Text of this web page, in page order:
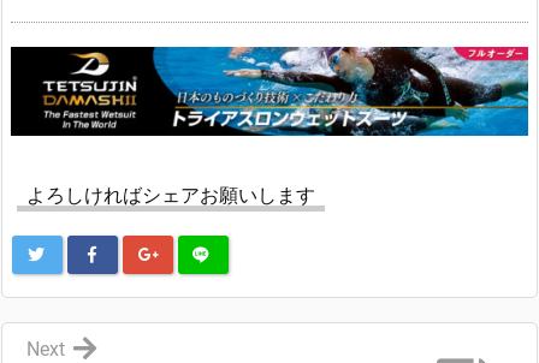
よろしければシェアお願いします
Next